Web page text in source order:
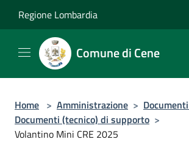
Regione Lombardia
Comune di Cene
Home > Amministrazione >
Documenti (tecnico) di supporto >
Volantino Mini CRE 2025